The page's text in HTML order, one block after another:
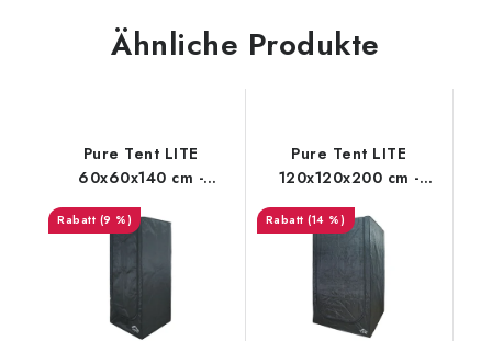
Ähnliche Produkte
Pure Tent LITE
60x60x140 cm -
growzelt
(9 %)
Pure Tent LITE
120x120x200 cm -
growzelt
(14 %)